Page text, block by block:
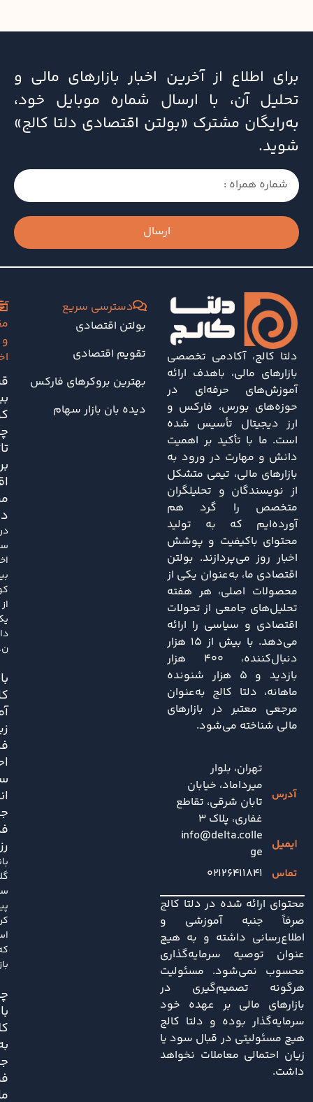
برای اطلاع از آخرین اخبار بازارهای مالی و
تحلیل آن، با ارسال شماره موبایل خود،
به‌رایگان مشترک «بولتن اقتصادی دلتا کالج»
شوید.
ارسال
دلتا کالج، آکادمی تخصصی
بازارهای مالی، باهدف ارائه
آموزش‌های حرفه‌ای در
حوزه‌های بورس، فارکس و
ارز دیجیتال تأسیس شده
است. ما با تأکید بر اهمیت
دانش و مهارت در ورود به
بازارهای مالی، تیمی متشکل
از نویسندگان و تحلیلگران
متخصص را گرد هم
آورده‌ایم که به تولید
محتوای باکیفیت و پوشش
اخبار روز می‌پردازند. بولتن
اقتصادی ما، به‌عنوان یکی از
محصولات اصلی، هر هفته
تحلیل‌های جامعی از تحولات
اقتصادی و سیاسی را ارائه
می‌دهد. با بیش از ۱۵ هزار
دنبال‌کننده، ۴۰۰ هزار
بازدید و ۵ هزار شنونده
ماهانه، دلتا کالج به‌عنوان
مرجعی معتبر در بازارهای
مالی شناخته می‌شود.
تهران، بلوار
میرداماد، خیابان
تابان شرقی، تقاطع
غفاری، پلاک 3
info@delta.colle
ge
۰۲۱۲۶۴۱۱۸۴۱
محتوای ارائه شده در دلتا کالج
صرفاً جنبه آموزشی و
اطلاع‌رسانی داشته و به هیچ
عنوان توصیه سرمایه‌گذاری
محسوب نمی‌شود. مسئولیت
هرگونه تصمیم‌گیری در
بازارهای مالی بر عهده خود
سرمایه‌گذار بوده و دلتا کالج
هیچ مسئولیتی در قبال سود یا
زیان احتمالی معاملات نخواهد
داشت.
دسترسی سریع
بولتن اقتصادی
تقویم اقتصادی
بهترین بروکرهای فارکس
دیده بان بازار سهام
و
بر
در
از
با